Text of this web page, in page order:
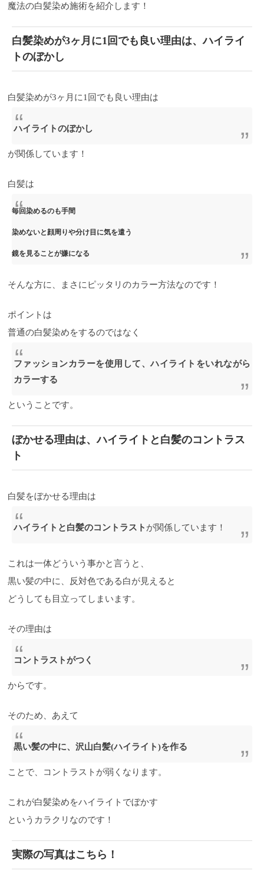
魔法の白髪染め施術を紹介します！
白髪染めが3ヶ月に1回でも良い理由は、ハイライ
トのぼかし
白髪染めが3ヶ月に1回でも良い理由は
ハイライトのぼかし
が関係しています！
白髪は
毎回染めるのも手間
染めないと顔周りや分け目に気を遣う
鏡を見ることが嫌になる
そんな方に、まさにピッタリのカラー方法なのです！
ポイントは
普通の白髪染めをするのではなく
ファッションカラーを使用して、ハイライトをいれながら
カラーする
ということです。
ぼかせる理由は、ハイライトと白髪のコントラス
ト
白髪をぼかせる理由は
ハイライトと白髪のコントラスト が関係しています！
これは一体どういう事かと言うと、
黒い髪の中に、反対色である白が見えると
どうしても目立ってしまいます。
その理由は
コントラストがつく
からです。
そのため、あえて
黒い髪の中に、 沢山白髪(ハイライト)を作る
ことで、コントラストが弱くなります。
これが白髪染めをハイライトでぼかす
というカラクリなのです！
実際の写真はこちら！